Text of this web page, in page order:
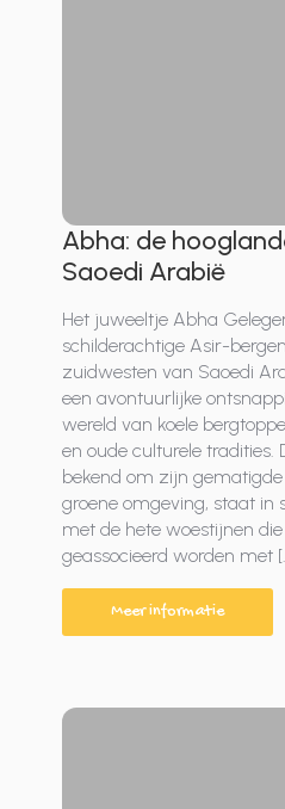
Abha: de
Saoedi Arabië
Het juweeltje Abha
schilderachtige Asir-
zuidwesten van Saoedi
een avontuurlijke
wereld van koele
en oude culturele tradities.
bekend om zijn
groene omgeving, staat in
met de hete woestijnen
geassocieerd worden met
Meer informatie